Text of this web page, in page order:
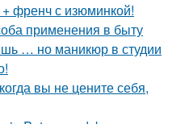
френч с изюминкой!
применения в быту
… но маникюр в студии
вы не цените себя,